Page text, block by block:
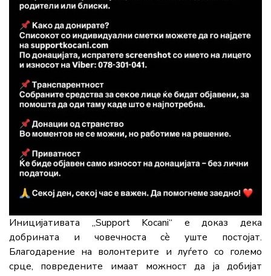
Иницијативата „Support Kocani“ е доказ дека
добрината и човечноста сè уште постојат.
Благодарение на волонтерите и луѓето со големо
срце, повредените имаат можност да ја добијат